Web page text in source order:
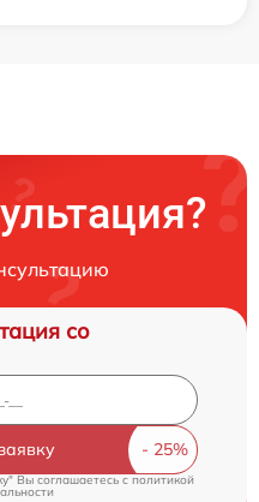
со
Вы соглашаетесь c политикой